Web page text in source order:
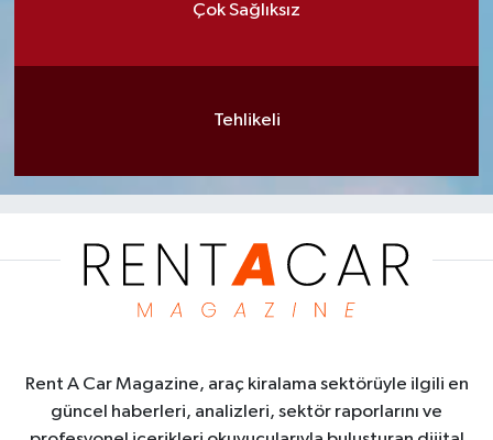
Çok Sağlıksız
Tehlikeli
Rent A Car Magazine, araç kiralama sektörüyle ilgili en
güncel haberleri, analizleri, sektör raporlarını ve